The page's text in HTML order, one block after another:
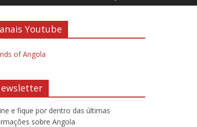
Youtube
of Angola
e fique por dentro das últimas
sobre Angola